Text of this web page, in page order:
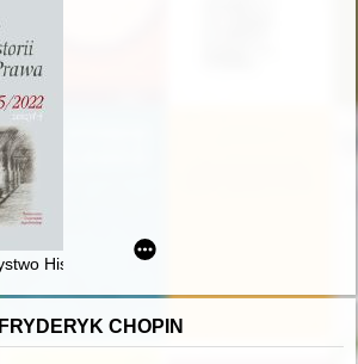
Historii Prawa
FRYDERYK CHOPIN